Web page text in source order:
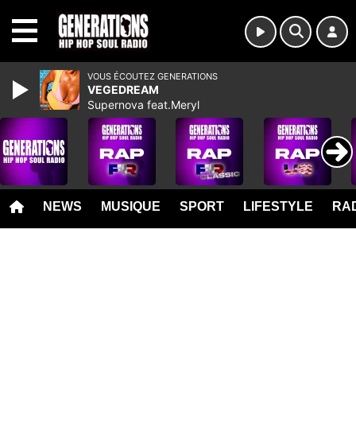
NEWS MUSIQUE SPORT LIFESTYLE
VOUS ÉCOUTEZ GENERATIONS
VEGEDREAM
Supernova feat.Meryl